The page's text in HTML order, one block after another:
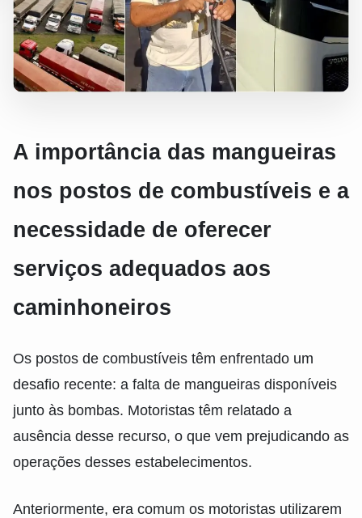
A importância das mangueiras
nos postos de combustíveis e a
necessidade de oferecer
serviços adequados aos
caminhoneiros
Os postos de combustíveis têm enfrentado um
desafio recente: a falta de mangueiras disponíveis
junto às bombas. Motoristas têm relatado a
ausência desse recurso, o que vem prejudicando as
operações desses estabelecimentos.
Anteriormente, era comum os motoristas utilizarem